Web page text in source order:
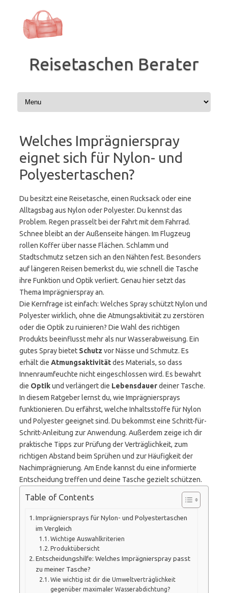
springen
Reisetaschen Berater
Welches Imprägnierspray
eignet sich für Nylon- und
Polyestertaschen?
Du besitzt eine Reisetasche, einen Rucksack oder eine
Alltagsbag aus Nylon oder Polyester. Du kennst das
Problem. Regen prasselt bei der Fahrt mit dem Fahrrad.
Schnee bleibt an der Außenseite hängen. Im Flugzeug
rollen Koffer über nasse Flächen. Schlamm und
Stadtschmutz setzen sich an den Nähten fest. Besonders
auf längeren Reisen bemerkst du, wie schnell die Tasche
ihre Funktion und Optik verliert. Genau hier setzt das
Thema Imprägnierspray an.
Die Kernfrage ist einfach: Welches Spray schützt Nylon und
Polyester wirklich, ohne die Atmungsaktivität zu zerstören
oder die Optik zu ruinieren? Die Wahl des richtigen
Produkts beeinflusst mehr als nur Wasserabweisung. Ein
gutes Spray bietet Schutz vor Nässe und Schmutz. Es
erhält die Atmungsaktivitätdes Materials, so dass
Innenraumfeuchte nicht eingeschlossen wird. Es bewahrt
die Optikund verlängert die Lebensdauerdeiner Tasche.
In diesem Ratgeber lernst du, wie Imprägniersprays
funktionieren. Du erfährst, welche Inhaltsstoffe für Nylon
und Polyester geeignet sind. Du bekommst eine Schritt-für-
Schritt-Anleitung zur Anwendung. Außerdem zeige ich dir
praktische Tipps zur Prüfung der Verträglichkeit, zum
richtigen Abstand beim Sprühen und zur Häufigkeit der
Nachimprägnierung. Am Ende kannst du eine informierte
Entscheidung treffen und deine Tasche gezielt schützen.
Table of Contents
Imprägniersprays für Nylon- und Polyestertaschen
im Vergleich
Wichtige Auswahlkriterien
Produktübersicht
Entscheidungshilfe: Welches Imprägnierspray passt
zu meiner Tasche?
Wie wichtig ist dir die Umweltverträglichkeit
gegenüber maximaler Wasserabdichtung?